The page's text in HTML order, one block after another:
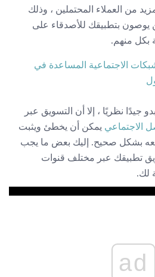
من العملاء المحتملين ، وذلك
يوصون بتطبيقك للأصدقاء على
بكل منهم.
الاجتماعية المساعدة في
جيدًا نظريًا ، إلا أن التسويق عبر
الاجتماعي يمكن أن يخطئ ويثبت
معه بشكل صحيح. إليك بعض ما يجب
تطبيقك عبر مختلف قنوات
لك.
ad